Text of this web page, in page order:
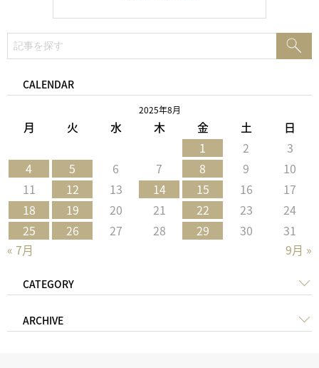
索:
CALENDAR
2025年8月
月 火 水 木 金 土 日
« 7月 9月 »
1 2
3
4
5 6 7 8 9
10
11
12 13 14 15 16
17
18
19 20 21 22 23
24
25
26 27 28 29 30 31
CATEGORY
ARCHIVE